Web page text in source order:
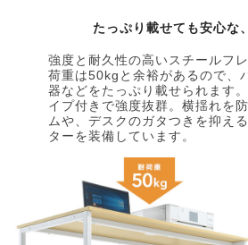
たっぷり載せても安心な
強度と耐久性の高いスチールフ
荷重は50kgと余裕があるので、
器などをたっぷり載せられます
イプ付きで強度抜群。横揺れを
ムや、デスクのガタつきを抑え
ターを装備しています。